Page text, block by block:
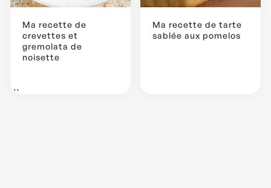
Ma recette de
crevettes et
gremolata de
noisette
...
Ma recette de tarte
sablée aux pomelos